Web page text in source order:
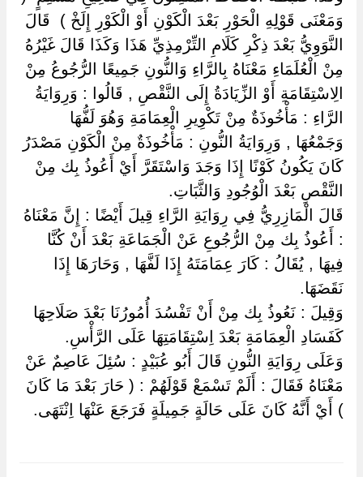
وَمَعْنَى قَوْلِهِ الْحَوْرِ بَعْدَ الْكَوْنِ أَوْ الْكَوْرِ إِلَخْ ) ‏ ‏قَالَ
النَّوَوِيُّ بَعْدَ ذِكْرِ كَلَامِ التِّرْمِذِيِّ هَذَا وَكَذَا قَالَ غَيْرُهُ
مِنْ الْعُلَمَاءِ مَعْنَاهُ بِالرَّاءِ وَالنُّونِ جَمِيعًا الرُّجُوعُ مِنْ
الِاسْتِقَامَةِ أَوْ الزِّيَادَةُ إِلَى النَّقْصِ , قَالُوا : وَرِوَايَةُ
الرَّاءِ : مَأْخُوذَةٌ مِنْ تَكْوِيرِ الْعِمَامَةِ وَهُوَ لَفُّهَا
وَجَمْعُهَا , وَرِوَايَةُ النُّونِ : مَأْخُوذَةٌ مِنْ الْكَوْنِ مَصْدَرُ
كَانَ يَكُونُ كَوْنًا إِذَا وَجَدَ وَاسْتَقَرَّ أَيْ أَعُوذُ بِك مِنْ
النَّقْصِ بَعْدَ الْوُجُودِ وَالثَّبَاتِ.
قَالَ الْمَازِرِيُّ فِي رِوَايَةِ الرَّاءِ قِيلَ أَيْضًا : إِنَّ مَعْنَاهُ
: أَعُوذُ بِك مِنْ الرُّجُوعِ عَنْ الْجَمَاعَةِ بَعْدَ أَنْ كُنَّا
فِيهَا , يُقَالُ : كَارَ عِمَامَتَهُ إِذَا لَفَّهَا , وَحَارَهَا إِذَا
نَقَضَهَا.
وَقِيلَ : نَعُوذُ بِك مِنْ أَنْ تَفْسُدَ أُمُورُنَا بَعْدَ صَلَاحِهَا
كَفَسَادِ الْعِمَامَةِ بَعْدَ اِسْتِقَامَتِهَا عَلَى الرَّأْسِ.
وَعَلَى رِوَايَةِ النُّونِ قَالَ أَبُو عُبَيْدٍ : سُئِلَ عَاصِمٌ عَنْ
مَعْنَاهُ فَقَالَ : أَلَمْ تَسْمَعْ قَوْلَهُمْ : ( حَارَ بَعْدَ مَا كَانَ
) أَيْ أَنَّهُ كَانَ عَلَى حَالَةٍ جَمِيلَةٍ فَرَجَعَ عَنْهَا اِنْتَهَى.